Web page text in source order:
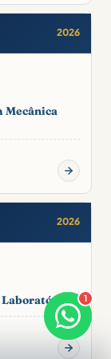
2026
Mecânica
2026
× 1